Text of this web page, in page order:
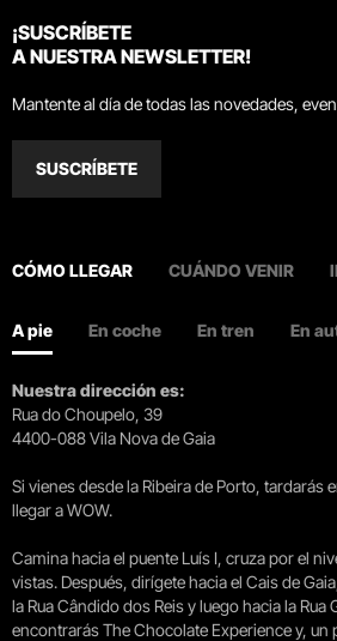
¡SUSCRÍBETE
A NUESTRA NEWSLETTER!
Mantente al día de todas las novedades,
SUSCRÍBETE
CÓMO LLEGAR CUÁNDO VENIR
A pie En coche En tren En
Nuestra dirección es:
Rua do Choupelo, 39
4400-088 Vila Nova de Gaia
Si vienes desde la Ribeira de Porto, tardarás
llegar a WOW.
Camina hacia el puente Luís I, cruza por el
vistas. Después, dirígete hacia el Cais de
la Rua Cândido dos Reis y luego hacia la Rua
encontrarás The Chocolate Experience y, un